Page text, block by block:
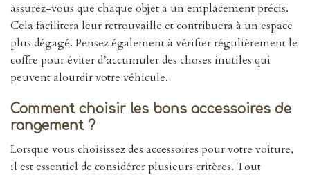
assurez-vous que chaque objet a un emplacement précis.
Cela facilitera leur retrouvaille et contribuera à un espace
plus dégagé. Pensez également à vérifier régulièrement le
coffre pour éviter d’accumuler des choses inutiles qui
peuvent alourdir votre véhicule.
Comment choisir les bons accessoires de
rangement ?
Lorsque vous choisissez des accessoires pour votre voiture,
il est essentiel de considérer plusieurs critères. Tout